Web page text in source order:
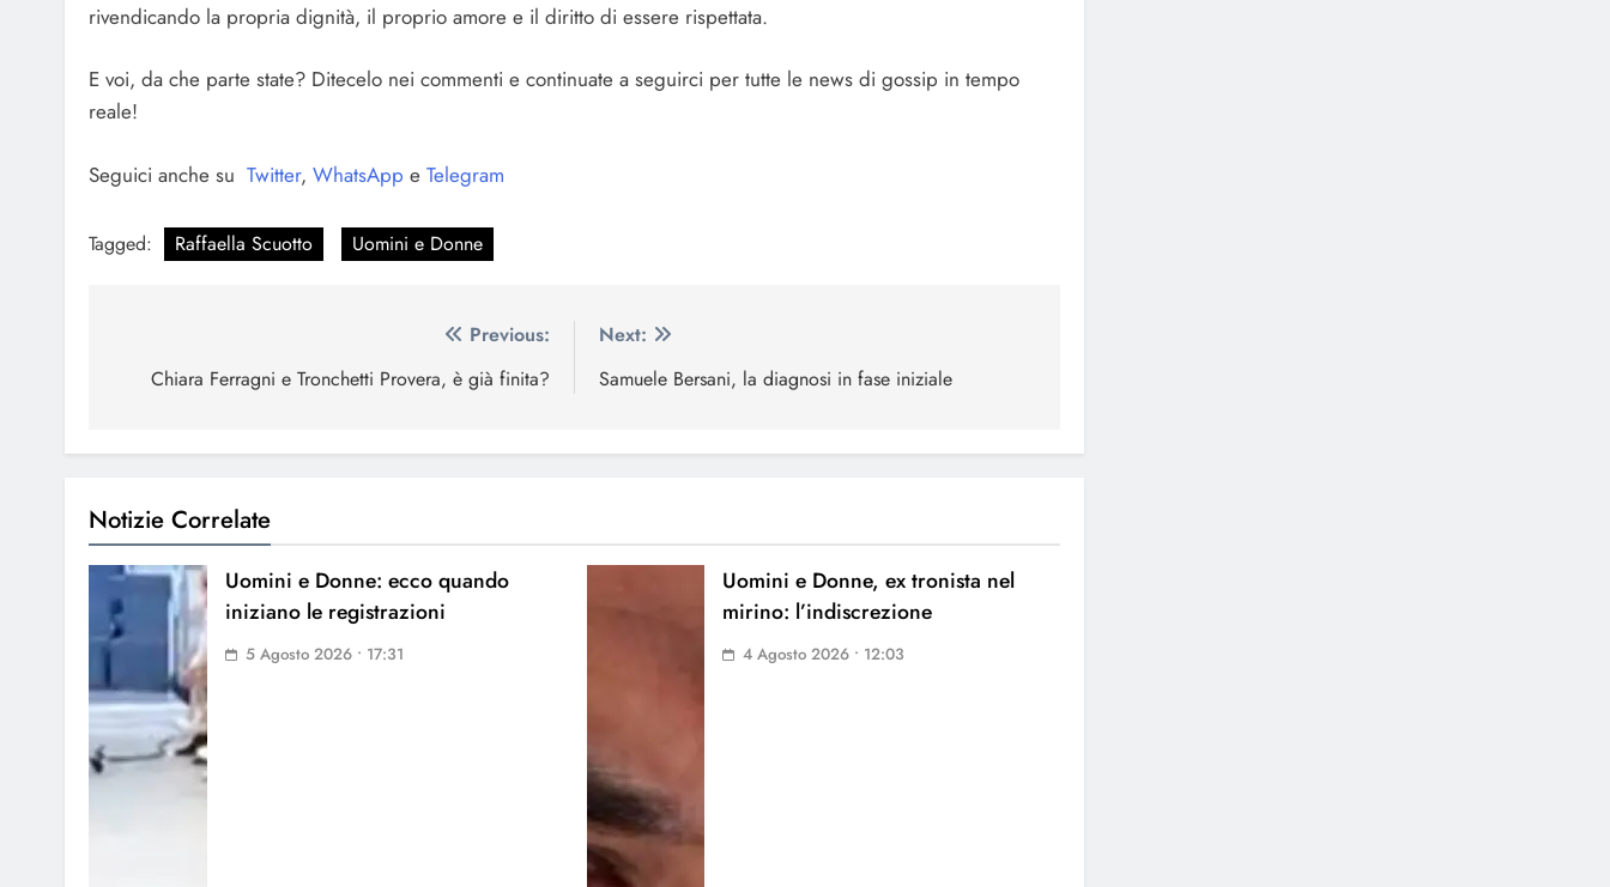
rivendicando la propria dignità, il proprio amore e il diritto di essere rispettata.
E voi, da che parte state? Ditecelo nei commenti e continuate a seguirci per tutte le news di gossip in tempo
reale!
Seguici anche su Twitter, WhatsApp e Telegram
Tagged: Raffaella Scuotto Uomini e Donne
articoli
Previous:
Chiara Ferragni e Tronchetti Provera, è già finita?
Next:
Samuele Bersani, la diagnosi in fase iniziale
Notizie Correlate
Uomini e Donne: ecco quando
iniziano le registrazioni
5 Agosto 2026 • 17:31
Uomini e Donne, ex tronista nel
mirino: l’indiscrezione
4 Agosto 2026 • 12:03